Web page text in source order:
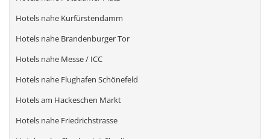
Hotels nahe Kurfürstendamm
Hotels nahe Brandenburger Tor
Hotels nahe Messe / ICC
Hotels nahe Flughafen Schönefeld
Hotels am Hackeschen Markt
Hotels nahe Friedrichstrasse